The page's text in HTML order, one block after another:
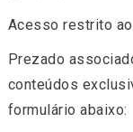
Acesso restrito
Prezado
conteúdos
formulário abaixo: